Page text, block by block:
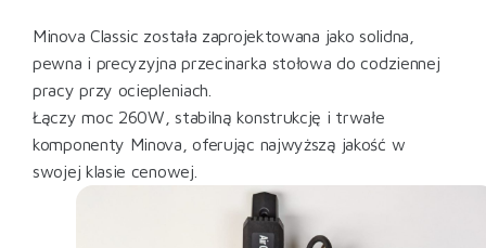
Minova Classic została zaprojektowana jako solidna,
pewna i precyzyjna przecinarka stołowa do codziennej
pracy przy ociepleniach.
Łączy moc 260W, stabilną konstrukcję i trwałe
komponenty Minova, oferując najwyższą jakość w
swojej klasie cenowej.